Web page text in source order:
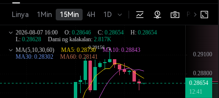
Linya 1Min 15Min 4H 1D